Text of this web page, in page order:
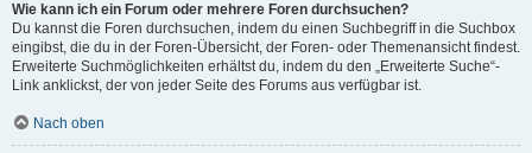
Wie kann ich ein Forum oder mehrere Foren durchsuchen?
Du kannst die Foren durchsuchen, indem du einen Suchbegriff in die Suchbox
eingibst, die du in der Foren-Übersicht, der Foren- oder Themenansicht findest.
Erweiterte Suchmöglichkeiten erhältst du, indem du den „Erweiterte Suche“-
Link anklickst, der von jeder Seite des Forums aus verfügbar ist.
Nach oben